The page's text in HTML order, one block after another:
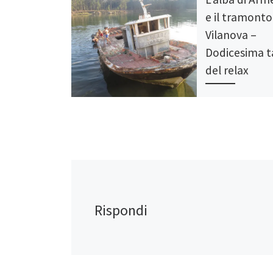
e il
Vilanova –
Dodicesima
del relax
Rispondi